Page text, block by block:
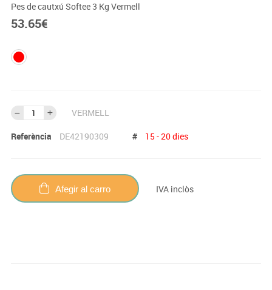
Pes de cautxú Softee 3 Kg Vermell
53.65€
VERMELL
Referència DE42190309 # 15 - 20 dies
Afegir al carro IVA inclòs